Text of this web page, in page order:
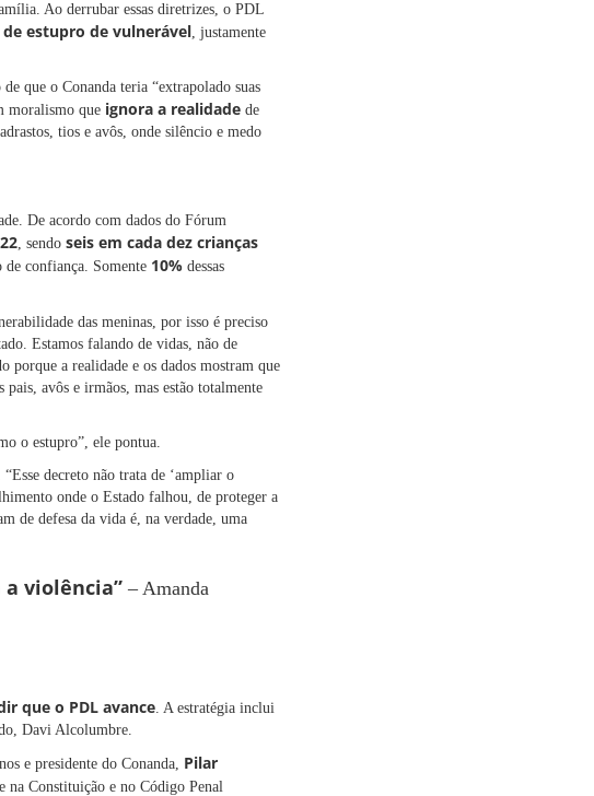
Ao derrubar essas diretrizes, o PDL
estupro de vulnerável, justamente
que o Conanda teria “extrapolado suas
moralismo que ignora a realidade de
tios e avôs, onde silêncio e medo
De acordo com dados do Fórum
, sendo seis em cada dez crianças
confiança. Somente 10% dessas
das meninas, por isso é preciso
Estamos falando de vidas, não de
porque a realidade e os dados mostram que
pais, avôs e irmãos, mas estão totalmente
o estupro”, ele pontua.
decreto não trata de ‘ampliar o
onde o Estado falhou, de proteger a
de defesa da vida é, na verdade, uma
a violência” – Amanda
que o PDL avance. A estratégia inclui
Davi Alcolumbre.
e presidente do Conanda, Pilar
na Constituição e no Código Penal